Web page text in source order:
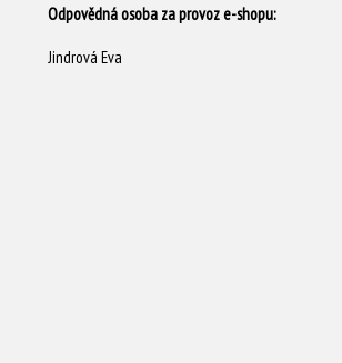
Odpovědná osoba za provoz e-shopu:
Jindrová Eva